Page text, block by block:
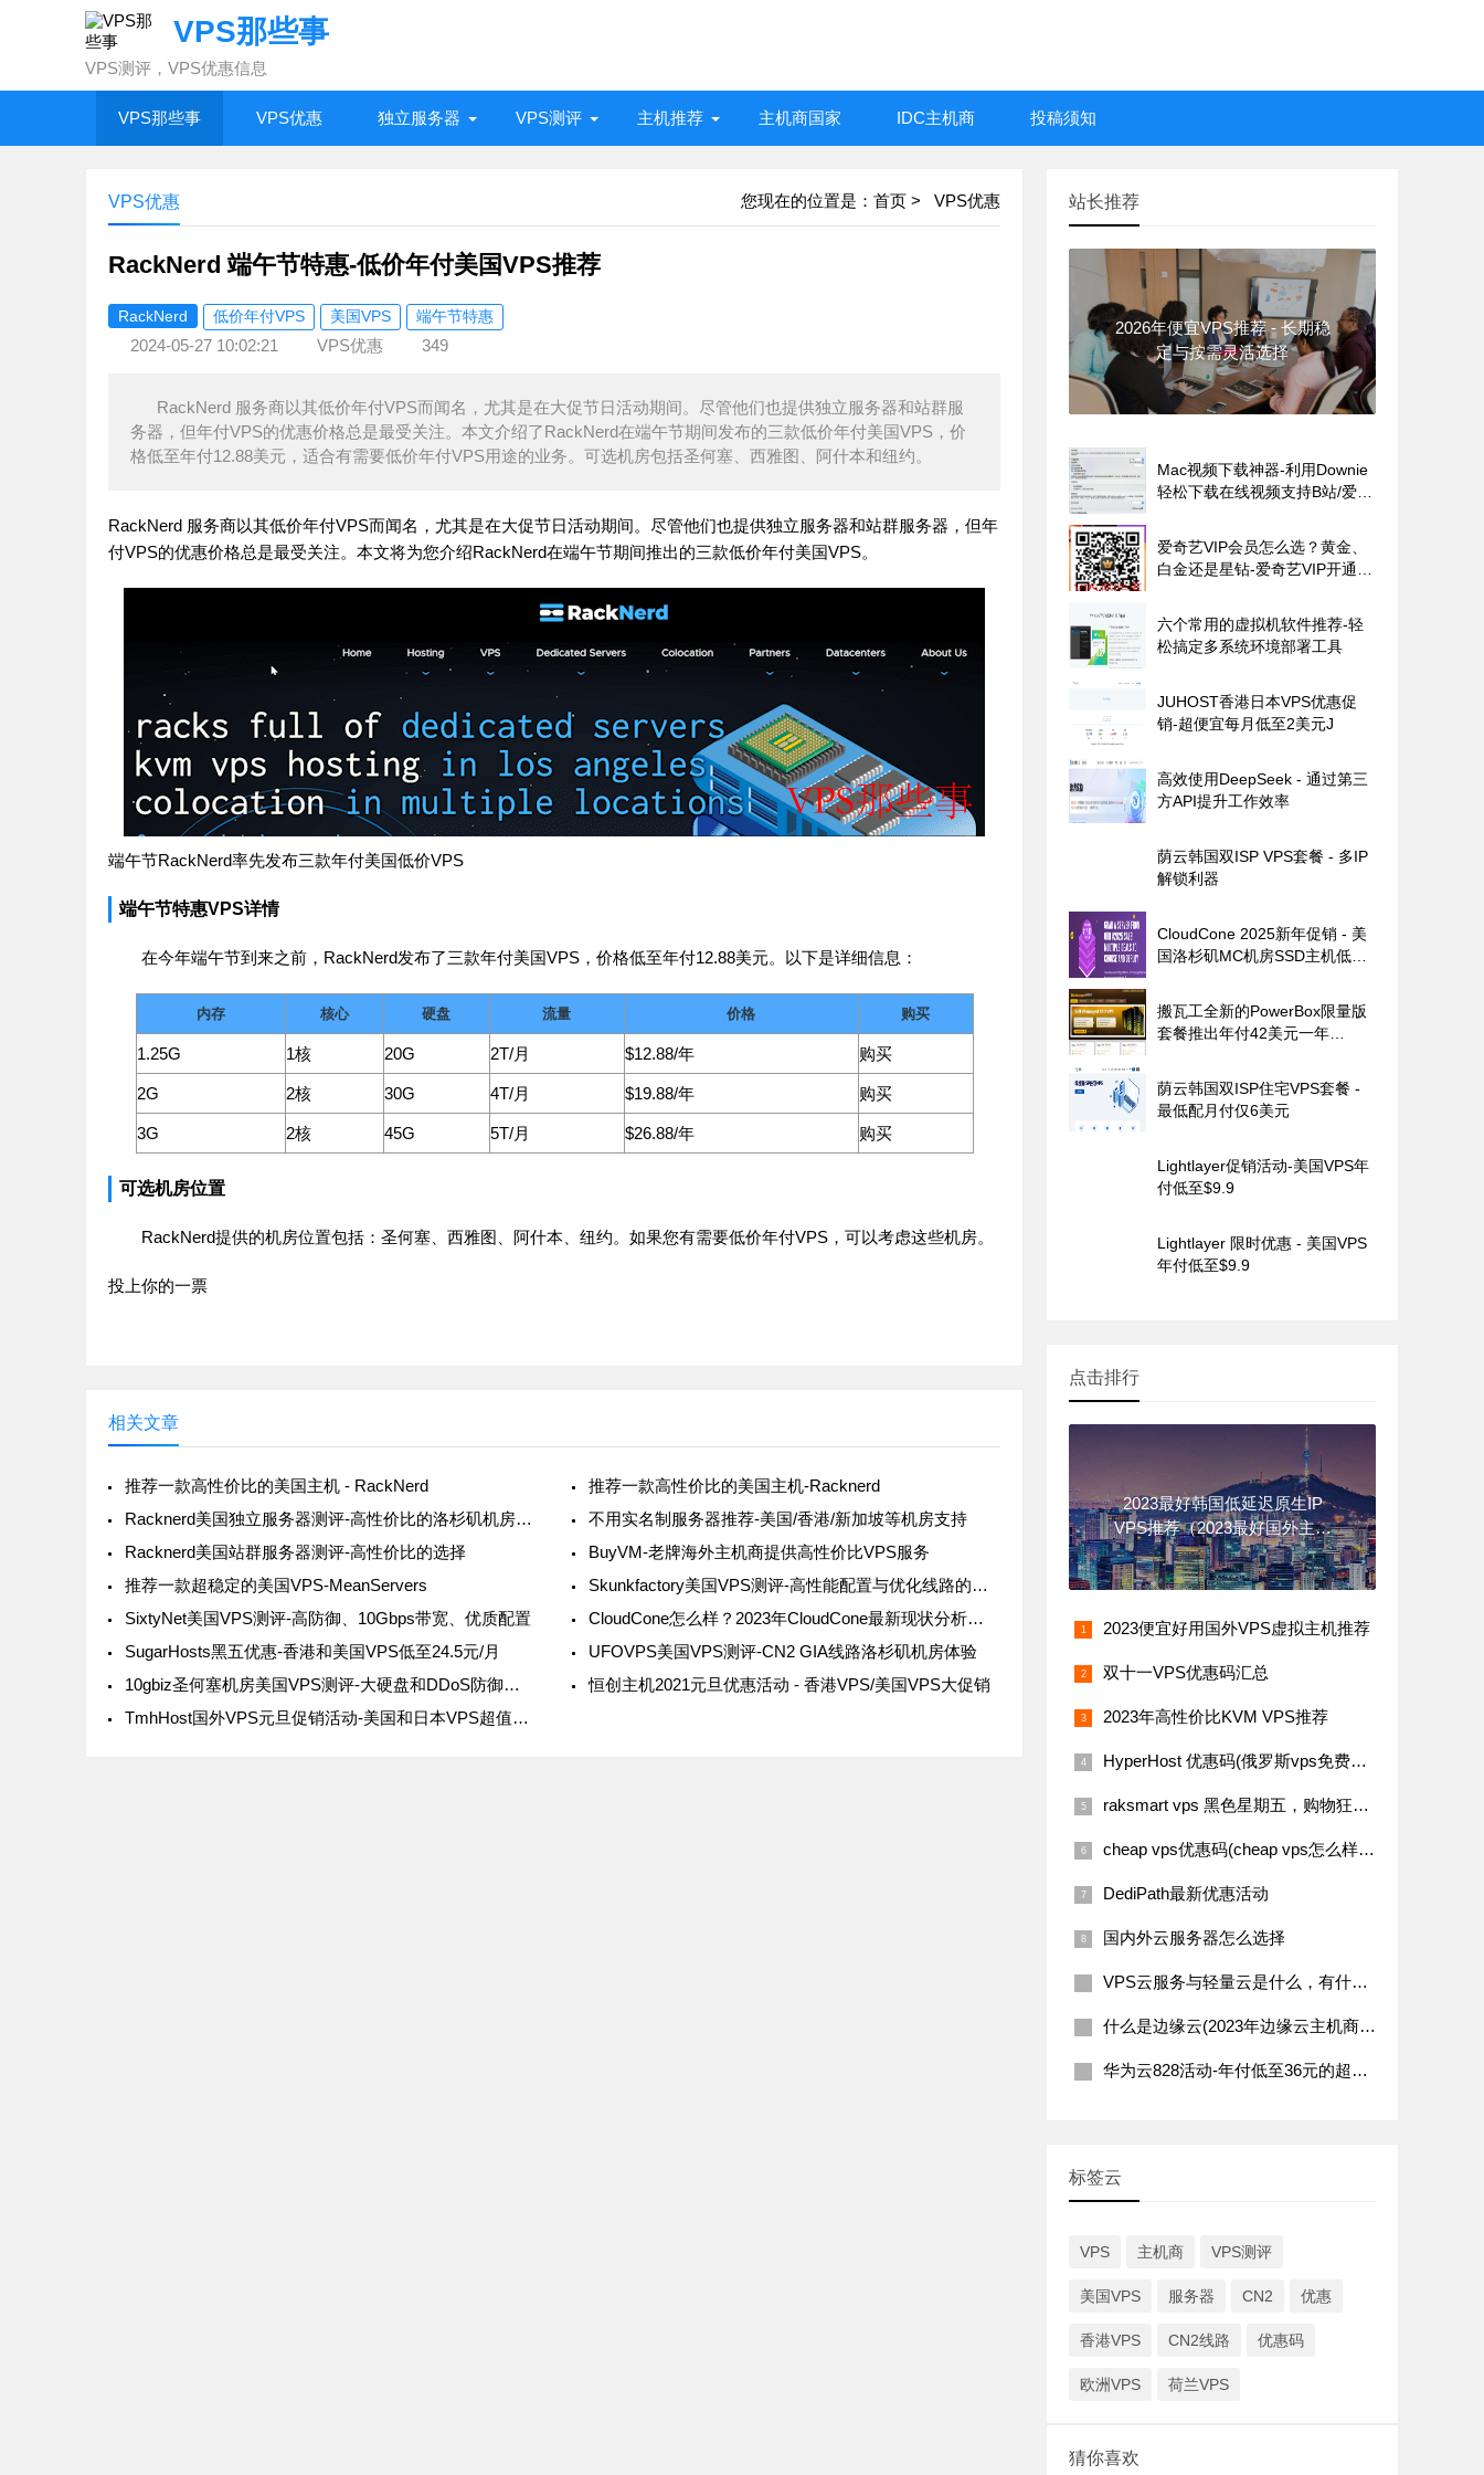
VPS那些事
VPS测评，VPS优惠信息
VPS那些事 VPS优惠 独立服务器 VPS测评 主机推荐 主机商国家 IDC主机商 投稿须知
您现在的位置是： 首页 > VPS优惠
VPS优惠
RackNerd 端午节特惠-低价年付美国VPS推荐
RackNerd 低价年付VPS 美国VPS 端午节特惠
2024-05-27 10:02:21 VPS优惠 349
RackNerd 服务商以其低价年付VPS而闻名，尤其是在大促节日活动期间。尽管他们也提供独立服务器和站群服
务器，但年付VPS的优惠价格总是最受关注。本文介绍了RackNerd在端午节期间发布的三款低价年付美国VPS，价
格低至年付12.88美元，适合有需要低价年付VPS用途的业务。可选机房包括圣何塞、西雅图、阿什本和纽约。
RackNerd 服务商以其低价年付VPS而闻名，尤其是在大促节日活动期间。尽管他们也提供独立服务器和站群服务器，但年
付VPS的优惠价格总是最受关注。本文将为您介绍RackNerd在端午节期间推出的三款低价年付美国VPS。
端午节RackNerd率先发布三款年付美国低价VPS
端午节特惠VPS详情
在今年端午节到来之前，RackNerd发布了三款年付美国VPS，价格低至年付12.88美元。以下是详细信息：
内存 核心 硬盘 流量 价格 购买
1.25G 1核 20G 2T/月 $12.88/年 购买
2G 2核 30G 4T/月 $19.88/年 购买
3G 2核 45G 5T/月 $26.88/年 购买
可选机房位置
RackNerd提供的机房位置包括：圣何塞、西雅图、阿什本、纽约。如果您有需要低价年付VPS，可以考虑这些机房。
投上你的一票
相关文章
推荐一款高性价比的美国主机 - RackNerd
推荐一款高性价比的美国主机-Racknerd
Racknerd美国独立服务器测评-高性价比的洛杉矶机房选择
不用实名制服务器推荐-美国/香港/新加坡等机房支持
Racknerd美国站群服务器测评-高性价比的选择
BuyVM-老牌海外主机商提供高性价比VPS服务
推荐一款超稳定的美国VPS-MeanServers
Skunkfactory美国VPS测评-高性能配置与优化线路的完美结合
SixtyNet美国VPS测评-高防御、10Gbps带宽、优质配置
CloudCone怎么样？2023年CloudCone最新现状分析及替代方案推荐
SugarHosts黑五优惠-香港和美国VPS低至24.5元/月
UFOVPS美国VPS测评-CN2 GIA线路洛杉矶机房体验
10gbiz圣何塞机房美国VPS测评-大硬盘和DDoS防御支持
恒创主机2021元旦优惠活动 - 香港VPS/美国VPS大促销
TmhHost国外VPS元旦促销活动-美国和日本VPS超值优惠
站长推荐
2026年便宜VPS推荐 - 长期稳
定与按需灵活选择
Mac视频下载神器-利用Downie
轻松下载在线视频支持B站/爱奇
爱奇艺VIP会员怎么选？黄金、
白金还是星钻-爱奇艺VIP开通策
六个常用的虚拟机软件推荐-轻
松搞定多系统环境部署工具
JUHOST香港日本VPS优惠促
销-超便宜每月低至2美元J
高效使用DeepSeek - 通过第三
方API提升工作效率
荫云韩国双ISP VPS套餐 - 多IP
解锁利器
CloudCone 2025新年促销 - 美
国洛杉矶MC机房SSD主机低至
搬瓦工全新的PowerBox限量版
套餐推出年付42美元一年
荫云韩国双ISP住宅VPS套餐 -
最低配月付仅6美元
Lightlayer促销活动-美国VPS年
付低至$9.9
Lightlayer 限时优惠 - 美国VPS
年付低至$9.9
点击排行
2023最好韩国低延迟原生IP
VPS推荐（2023最好国外主机
推荐）
2023便宜好用国外VPS虚拟主机推荐
双十一VPS优惠码汇总
2023年高性价比KVM VPS推荐
HyperHost 优惠码(俄罗斯vps免费试用)
raksmart vps 黑色星期五，购物狂欢节（raksmart 优惠码）
cheap vps优惠码(cheap vps怎么样)：美国VPS云服务器-1Gbps带宽无限流量-3折优惠
DediPath最新优惠活动
国内外云服务器怎么选择
VPS云服务与轻量云是什么，有什么区别
什么是边缘云(2023年边缘云主机商推荐)
华为云828活动-年付低至36元的超值云服务优惠
标签云
VPS 主机商 VPS测评
美国VPS 服务器 CN2 优惠
香港VPS CN2线路 优惠码
欧洲VPS 荷兰VPS
猜你喜欢